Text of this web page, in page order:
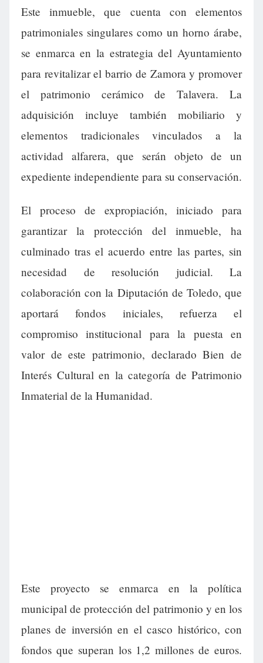
Este inmueble, que cuenta con elementos
patrimoniales singulares como un horno árabe,
se enmarca en la estrategia del Ayuntamiento
para revitalizar el barrio de Zamora y promover
el patrimonio cerámico de Talavera. La
adquisición incluye también mobiliario y
elementos tradicionales vinculados a la
actividad alfarera, que serán objeto de un
expediente independiente para su conservación.
El proceso de expropiación, iniciado para
garantizar la protección del inmueble, ha
culminado tras el acuerdo entre las partes, sin
necesidad de resolución judicial. La
colaboración con la Diputación de Toledo, que
aportará fondos iniciales, refuerza el
compromiso institucional para la puesta en
valor de este patrimonio, declarado Bien de
Interés Cultural en la categoría de Patrimonio
Inmaterial de la Humanidad.
Este proyecto se enmarca en la política
municipal de protección del patrimonio y en los
planes de inversión en el casco histórico, con
fondos que superan los 1,2 millones de euros.